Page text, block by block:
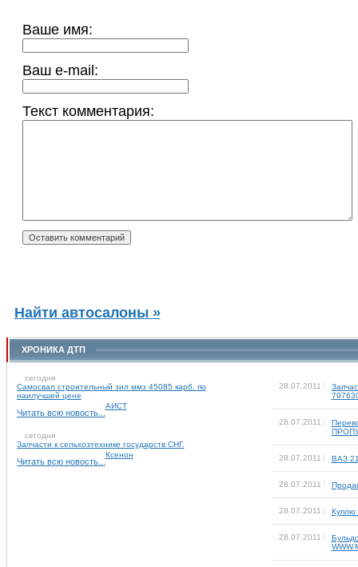
Ваше имя:
Ваш e-mail:
Текст комментария:
Найти автосалоны »
ХРОНИКА ДТП
сегодня
Самосвал строительный зил ммз 45085 карб. по
наилучшей цене
АИСТ
Читать всю новость...
сегодня
Запчасти к сельхозтехнике государств СНГ.
Ксенон
Читать всю новость...
28.07.2011
28.07.2011
28.07.2011 ВАЗ
28.07.2011
28.07.2011 Куплю
28.07.2011